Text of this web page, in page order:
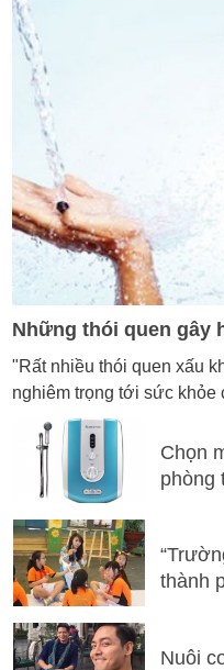
Những thói quen gây
"Rất nhiều thói quen xấu
nghiêm trọng tới sức khỏe
Chọn
phòng
thành
Nuôi